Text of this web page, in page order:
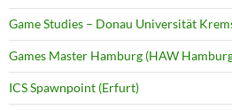
Game Studies – Donau Universität
Games Master Hamburg (HAW
ICS Spawnpoint (Erfurt)